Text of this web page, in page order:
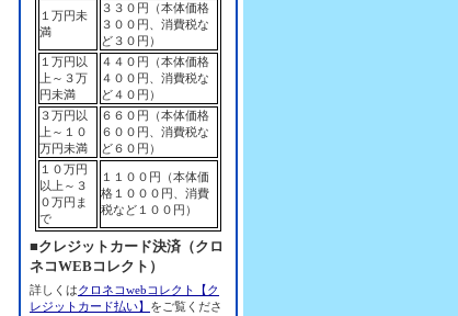
１万円未
満
３３０円（本体価格
３００円、消費税な
ど３０円）
１万円以
上～３万
円未満
４４０円（本体価格
４００円、消費税な
ど４０円）
３万円以
上～１０
万円未満
６６０円（本体価格
６００円、消費税な
ど６０円）
１０万円
以上～３
０万円ま
で
１１００円（本体価
格１０００円、消費
税など１００円）
■クレジットカード決済（クロ
ネコWEBコレクト）
詳しくはクロネコwebコレクト【ク
レジットカード払い】 をご覧くださ